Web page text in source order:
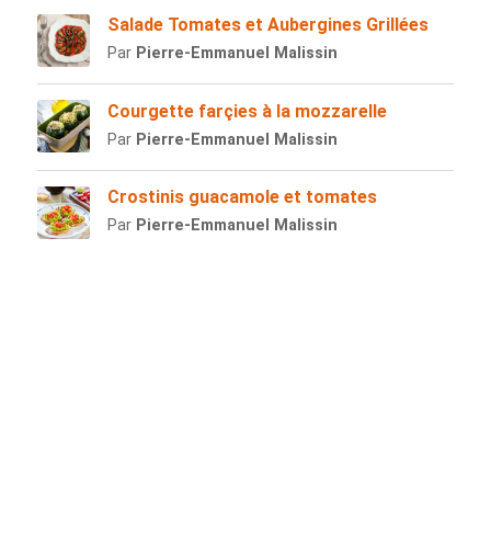
Salade Tomates et Aubergines Grillées
Par Pierre-Emmanuel Malissin
Courgette farçies à la mozzarelle
Par Pierre-Emmanuel Malissin
Crostinis guacamole et tomates
Par Pierre-Emmanuel Malissin